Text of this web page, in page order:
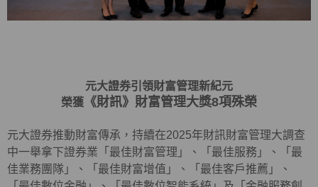
元大證券引領財富管理新紀元
榮獲 《財訊》財富管理大獎8項殊榮
元大證券推動財富傳承，持續在2025年財訊財富管理大調查
中一舉拿下證券業「最佳財富管理」、「最佳服務」、「最
佳業務團隊」、「最佳財富增值」、「最佳客戶推薦」、